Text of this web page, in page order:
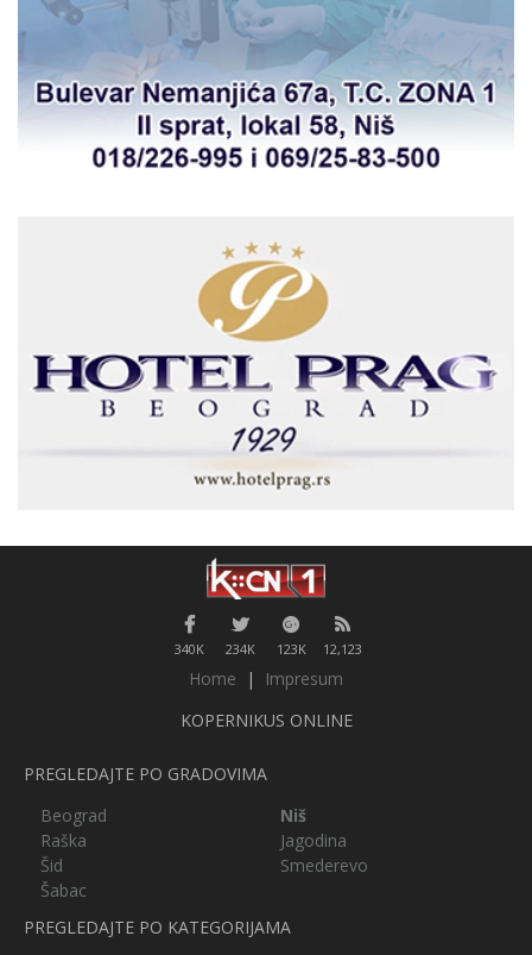
340K 234K 123K 12,123
Home |
Impresum
KOPERNIKUS ONLINE
PREGLEDAJTE PO GRADOVIMA
Beograd
Niš
Raška
Jagodina
Šid
Smederevo
Šabac
PREGLEDAJTE PO KATEGORIJAMA